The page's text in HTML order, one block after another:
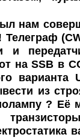
нам
на SSB в
варианта
из
? Её